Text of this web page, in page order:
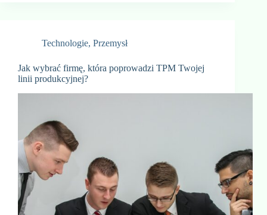
Technologie, Przemysł
Jak wybrać firmę, która poprowadzi TPM Twojej
linii produkcyjnej?